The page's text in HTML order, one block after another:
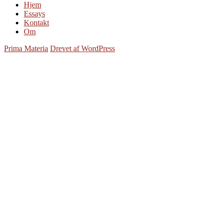
Hjem
Essays
Kontakt
Om
Prima Materia Drevet af WordPress